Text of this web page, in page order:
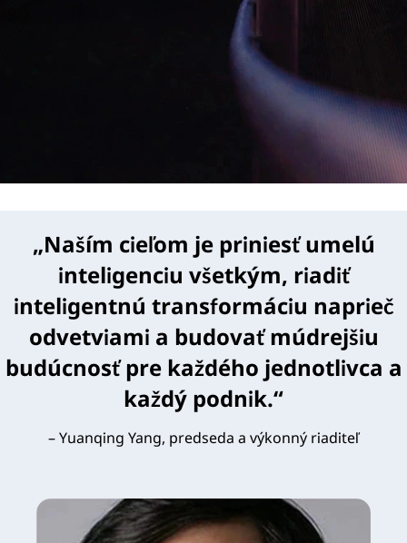
„Naším cieľom je priniesť umelú
inteligenciu všetkým, riadiť
inteligentnú transformáciu naprieč
odvetviami a budovať múdrejšiu
budúcnosť pre každého jednotlivca a
každý podnik.“
– Yuanqing Yang, predseda a výkonný riaditeľ